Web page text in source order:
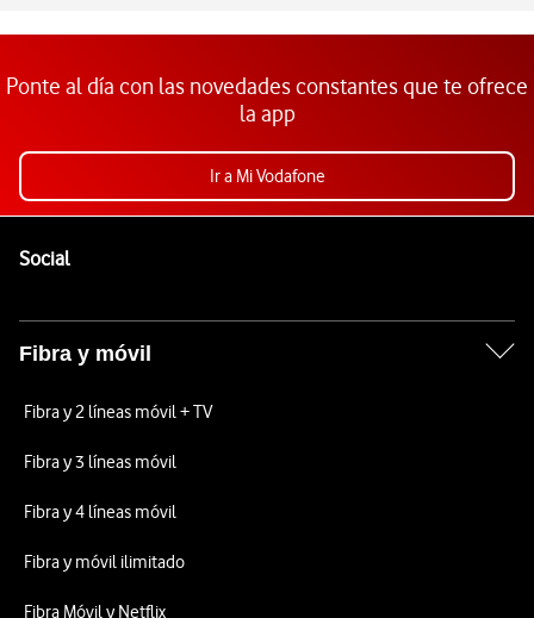
Ponte al día con las novedades constantes que te ofrece
la app
Ir a Mi Vodafone
SocialEnlaces a las redes sociales de Vodafone
Fibra y móvil
Fibra y 2 líneas móvil + TV
Fibra y 3 líneas móvil
Fibra y 4 líneas móvil
Fibra y móvil ilimitado
Fibra Móvil y Netflix